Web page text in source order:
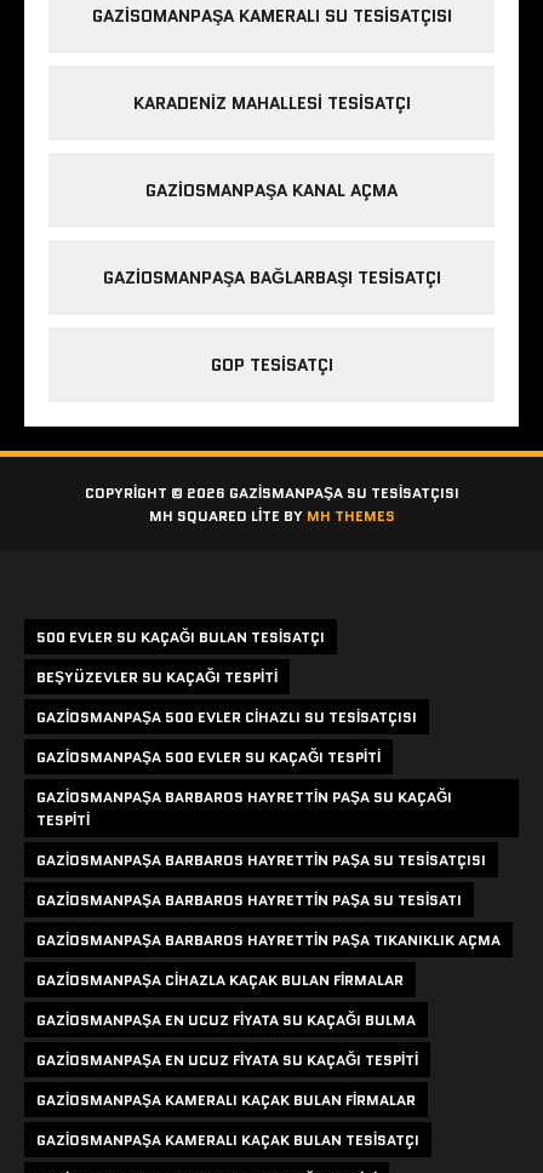
GAZISOMANPAŞA KAMERALI SU TESISATÇISI
KARADENIZ MAHALLESI TESISATÇI
GAZIOSMANPAŞA KANAL AÇMA
GAZIOSMANPAŞA BAĞLARBAŞI TESISATÇI
GOP TESISATÇI
COPYRIGHT © 2026 GAZISMANPAŞA SU TESISATÇISI
MH SQUARED LITE BY MH THEMES
500 EVLER SU KAÇAĞI BULAN TESISATÇI
BEŞYÜZEVLER SU KAÇAĞI TESPITI
GAZIOSMANPAŞA 500 EVLER CIHAZLI SU TESISATÇISI
GAZIOSMANPAŞA 500 EVLER SU KAÇAĞI TESPITI
GAZIOSMANPAŞA BARBAROS HAYRETTIN PAŞA SU KAÇAĞI
TESPITI
GAZIOSMANPAŞA BARBAROS HAYRETTIN PAŞA SU TESISATÇISI
GAZIOSMANPAŞA BARBAROS HAYRETTIN PAŞA SU TESISATI
GAZIOSMANPAŞA BARBAROS HAYRETTIN PAŞA TIKANIKLIK AÇMA
GAZIOSMANPAŞA CIHAZLA KAÇAK BULAN FIRMALAR
GAZIOSMANPAŞA EN UCUZ FIYATA SU KAÇAĞI BULMA
GAZIOSMANPAŞA EN UCUZ FIYATA SU KAÇAĞI TESPITI
GAZIOSMANPAŞA KAMERALI KAÇAK BULAN FIRMALAR
GAZIOSMANPAŞA KAMERALI KAÇAK BULAN TESISATÇI